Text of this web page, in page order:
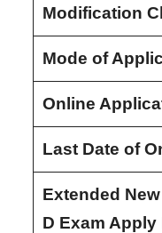
Modification
Mode of
Online
Last Date of
Extended
D Exam Apply